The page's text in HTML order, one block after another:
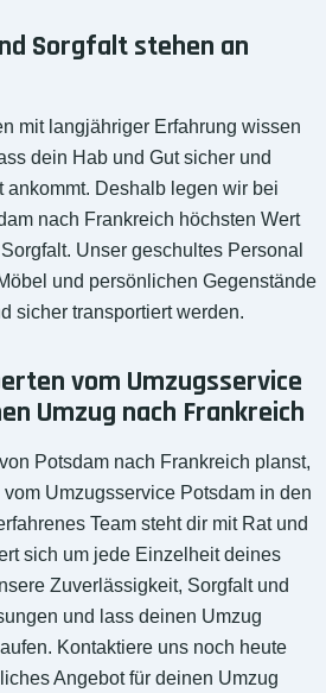
Sorgfalt stehen an
mit langjähriger Erfahrung wissen
dein Hab und Gut sicher und
ankommt. Deshalb legen wir bei
nach Frankreich höchsten Wert
Unser geschultes Personal
und persönlichen Gegenstände
sicher transportiert werden.
vom Umzugsservice
Umzug nach Frankreich
Potsdam nach Frankreich planst,
Umzugsservice Potsdam in den
Team steht dir mit Rat und
sich um jede Einzelheit deines
Zuverlässigkeit, Sorgfalt und
und lass deinen Umzug
Kontaktiere uns noch heute
Angebot für deinen Umzug